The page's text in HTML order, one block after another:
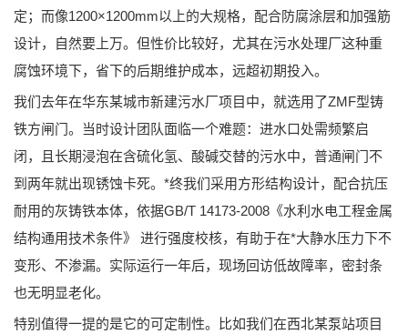
定；而像1200×1200mm以上的大规格，配合防腐涂层和加强筋
设计，自然要上万。但性价比较好，尤其在污水处理厂这种重
腐蚀环境下，省下的后期维护成本，远超初期投入。
我们去年在华东某城市新建污水厂项目中，就选用了ZMF型铸
铁方闸门。当时设计团队面临一个难题：进水口处需频繁启
闭，且长期浸泡在含硫化氢、酸碱交替的污水中，普通闸门不
到两年就出现锈蚀卡死。*终我们采用方形结构设计，配合抗压
耐用的灰铸铁本体，依据GB/T 14173-2008《水利水电工程金属
结构通用技术条件》
进行强度校核，有助于在*大静水压力下不
变形、不渗漏。实际运行一年后，现场回访低故障率，密封条
也无明显老化。
特别值得一提的是它的可定制性。比如我们在西北某泵站项目